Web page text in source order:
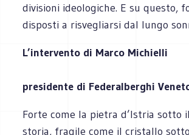
divisioni ideologiche. E su questo,
disposti a risvegliarsi dal lungo
L’intervento di Marco Michielli
presidente di Federalberghi
Forte come la pietra d’Istria sotto
storia, fragile come il cristallo